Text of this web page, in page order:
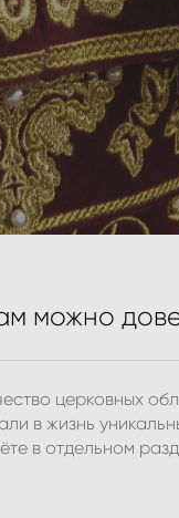
можно
церковных
в жизнь
в отдельном